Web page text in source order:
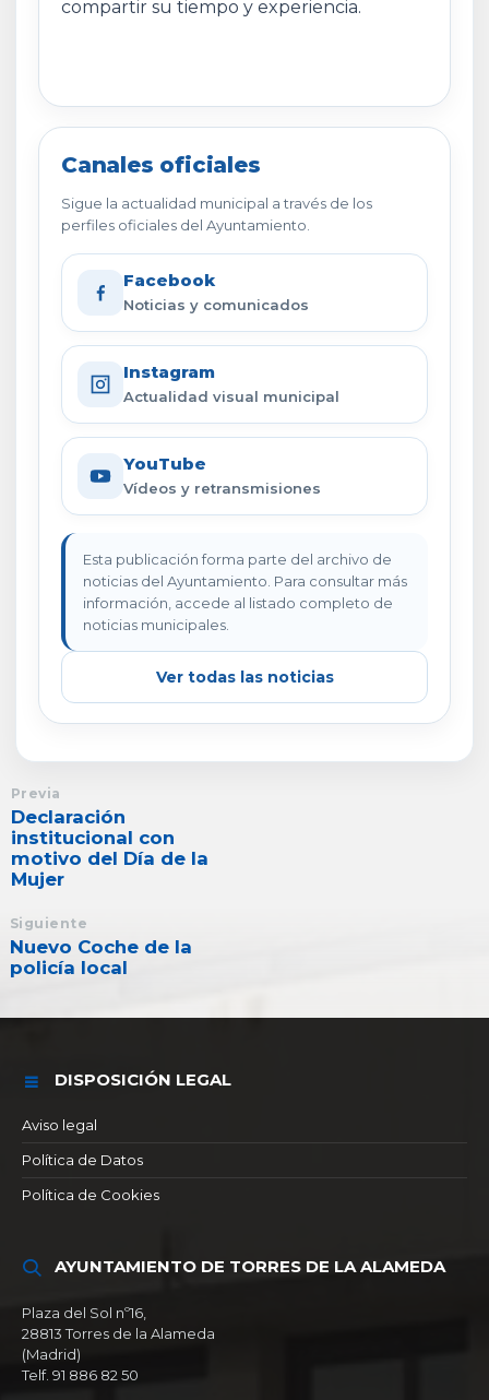
compartir su tiempo y experiencia.
Canales oficiales
Sigue la actualidad municipal a través de los
perfiles oficiales del Ayuntamiento.
Facebook
Noticias y comunicados
Instagram
Actualidad visual municipal
YouTube
Vídeos y retransmisiones
Esta publicación forma parte del archivo de
noticias del Ayuntamiento. Para consultar más
información, accede al listado completo de
noticias municipales.
Ver todas las noticias
Previa
Declaración
institucional con
motivo del Día de la
Mujer
Siguiente
Nuevo Coche de la
policía local
DISPOSICIÓN LEGAL
Aviso legal
Política de Datos
Política de Cookies
AYUNTAMIENTO DE TORRES DE LA ALAMEDA
Plaza del Sol nº16,
28813 Torres de la Alameda
(Madrid)
Telf. 91 886 82 50